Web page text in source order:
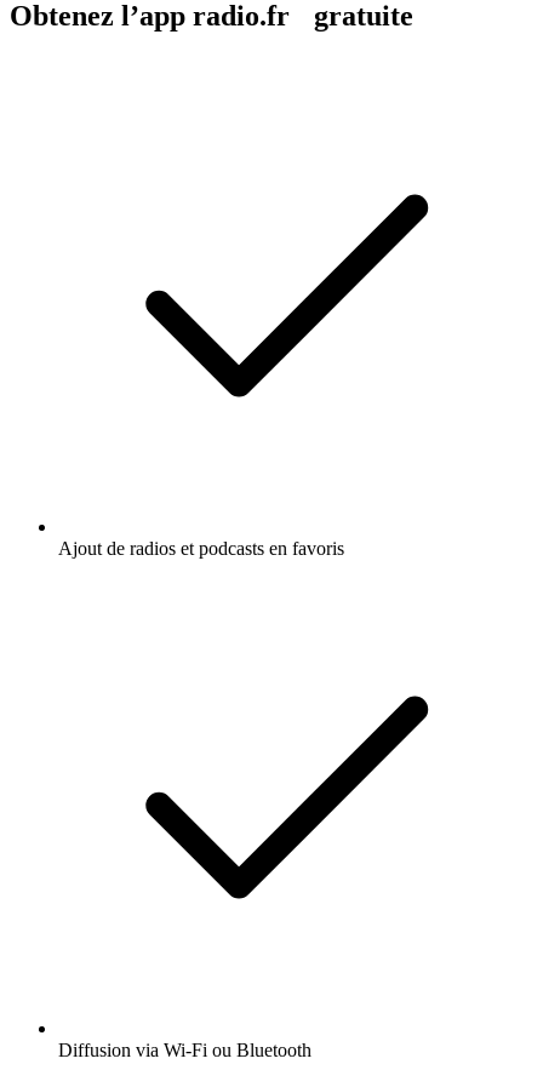
Obtenez l’app radio.fr gratuite
Ajout de radios et podcasts en favoris
Diffusion via Wi-Fi ou Bluetooth